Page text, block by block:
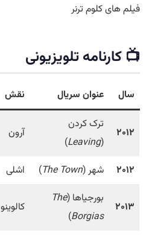
فیلم های کلوم ترنر
📺 کارنامه تلویزیونی
سال عنوان سریال نقش
۲۰۱۲
ترک کردن
(
Leaving
)
آرون
۲۰۱۲
شهر (The Town
) اشلی
۲۰۱۳
بورجیاها (The
Borgias
)
کالوینو